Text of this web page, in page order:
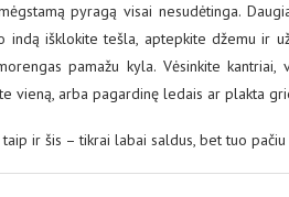
pyragą visai nesudėtinga.
indą išklokite tešla, aptepkite džemu ir
pamažu kyla. Vėsinkite
vieną, arba pagardinę ledais ar plakta
ir šis – tikrai labai saldus, bet tuo pačiu